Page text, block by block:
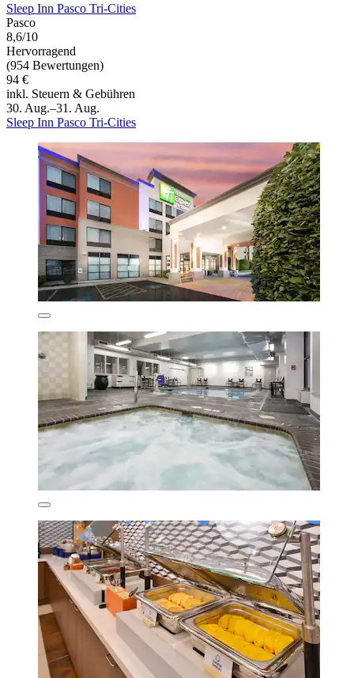
Sleep Inn Pasco Tri-Cities
Pasco
8,6/10
Hervorragend
(954 Bewertungen)
94 €
inkl. Steuern & Gebühren
30. Aug.–31. Aug.
Sleep Inn Pasco Tri-Cities